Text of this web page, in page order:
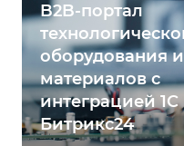
B2B-портал
оборудования и
материалов с
интеграцией 1С
Битрикс24